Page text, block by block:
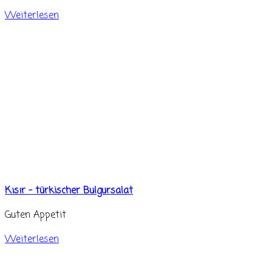
Weiterlesen
Kısır – türkischer Bulgursalat
Guten Appetit
Weiterlesen